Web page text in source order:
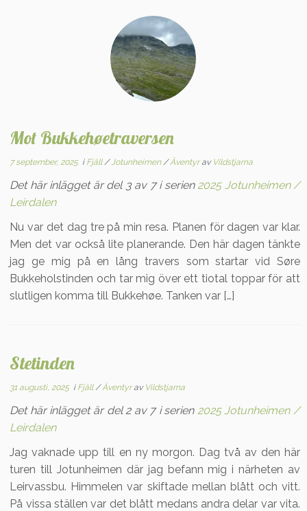
Mot Bukkehøetraversen
7 september, 2025i Fjäll/Jotunheimen/Äventyrav Vildstjarna
Det här inlägget är del 3 av 7 i serien 2025 Jotunheimen /
Leirdalen
Nu var det dag tre på min resa. Planen för dagen var klar.
Men det var också lite planerande. Den här dagen tänkte
jag ge mig på en lång travers som startar vid Søre
Bukkeholstinden och tar mig över ett tiotal toppar för att
slutligen komma till Bukkehøe. Tanken var […]
Stetinden
31 augusti, 2025i Fjäll/Äventyrav Vildstjarna
Det här inlägget är del 2 av 7 i serien 2025 Jotunheimen /
Leirdalen
Jag vaknade upp till en ny morgon. Dag två av den här
turen till Jotunheimen där jag befann mig i närheten av
Leirvassbu. Himmelen var skiftade mellan blått och vitt.
På vissa ställen var det blått medans andra delar var vita.